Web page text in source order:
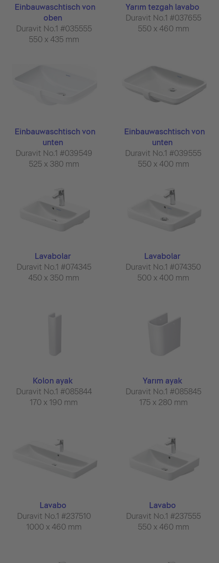
Einbauwaschtisch von
oben
Duravit No.1 #035555
550 x 435 mm
Yarım tezgah lavabo
Duravit No.1 #037655
550 x 460 mm
Einbauwaschtisch von
unten
Duravit No.1 #039549
525 x 380 mm
Einbauwaschtisch von
unten
Duravit No.1 #039555
550 x 400 mm
Lavabolar
Duravit No.1 #074345
450 x 350 mm
Lavabolar
Duravit No.1 #074350
500 x 400 mm
Kolon ayak
Duravit No.1 #085844
170 x 190 mm
Yarım ayak
Duravit No.1 #085845
175 x 280 mm
Lavabo
Duravit No.1 #237510
1000 x 460 mm
Lavabo
Duravit No.1 #237555
550 x 460 mm